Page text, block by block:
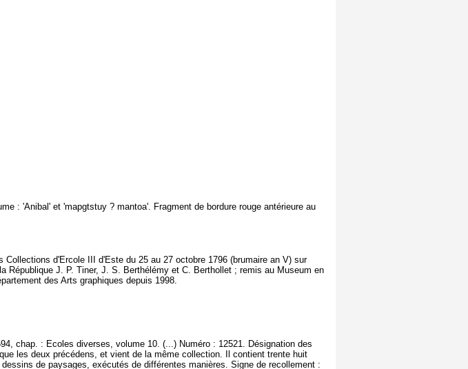
: 'Anibal' et 'mapgtstuy ? mantoa'. Fragment de bordure rouge antérieure au
d'Ercole III d'Este du 25 au 27 octobre 1796 (brumaire an V) sur
République J. P. Tiner, J. S. Berthélémy et C. Berthollet ; remis au Museum en
des Arts graphiques depuis 1998.
chap. : Ecoles diverses, volume 10. (...) Numéro : 12521. Désignation des
les deux précédens, et vient de la même collection. Il contient trente huit
de paysages, exécutés de différentes manières. Signe de recollement :